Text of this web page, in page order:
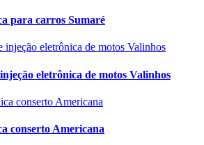
para carros Sumaré
eletrônica de motos Valinhos
conserto Americana